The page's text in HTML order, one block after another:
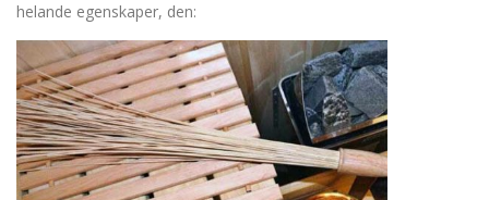
helande egenskaper, den: